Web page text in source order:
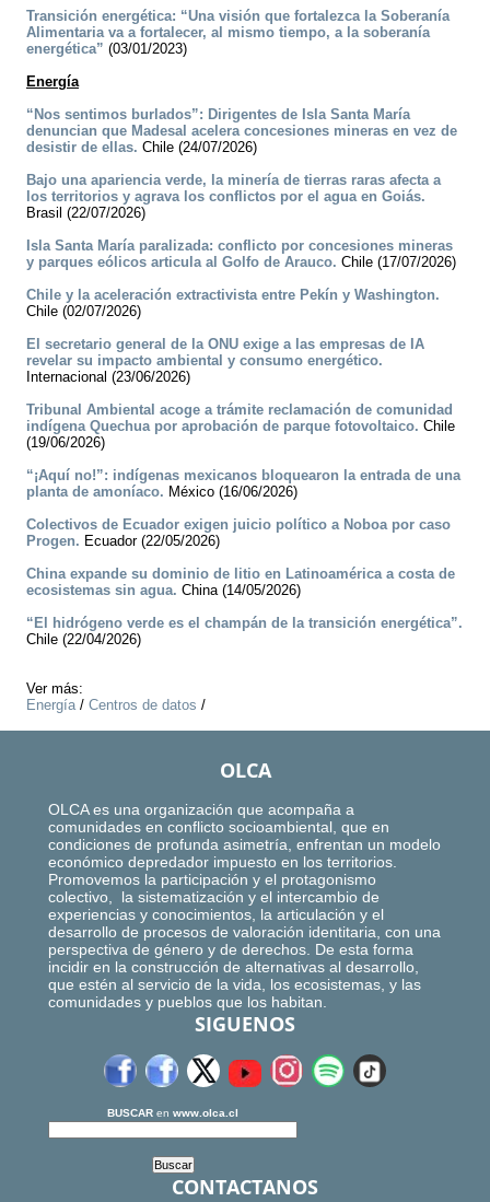
Transición energética: “Una visión que fortalezca la Soberanía
Alimentaria va a fortalecer, al mismo tiempo, a la soberanía
energética” (03/01/2023)
Energía
“Nos sentimos burlados”: Dirigentes de Isla Santa María
denuncian que Madesal acelera concesiones mineras en vez de
desistir de ellas. Chile (24/07/2026)
Bajo una apariencia verde, la minería de tierras raras afecta a
los territorios y agrava los conflictos por el agua en Goiás.
Brasil (22/07/2026)
Isla Santa María paralizada: conflicto por concesiones mineras
y parques eólicos articula al Golfo de Arauco. Chile (17/07/2026)
Chile y la aceleración extractivista entre Pekín y Washington.
Chile (02/07/2026)
El secretario general de la ONU exige a las empresas de IA
revelar su impacto ambiental y consumo energético.
Internacional (23/06/2026)
Tribunal Ambiental acoge a trámite reclamación de comunidad
indígena Quechua por aprobación de parque fotovoltaico. Chile
(19/06/2026)
“¡Aquí no!”: indígenas mexicanos bloquearon la entrada de una
planta de amoníaco. México (16/06/2026)
Colectivos de Ecuador exigen juicio político a Noboa por caso
Progen. Ecuador (22/05/2026)
China expande su dominio de litio en Latinoamérica a costa de
ecosistemas sin agua. China (14/05/2026)
“El hidrógeno verde es el champán de la transición energética”.
Chile (22/04/2026)
Ver más:
Energía/ Centros de datos /
OLCA
OLCA es una organización que acompaña a
comunidades en conflicto socioambiental, que en
condiciones de profunda asimetría, enfrentan un modelo
económico depredador impuesto en los territorios.
Promovemos la participación y el protagonismo
colectivo, la sistematización y el intercambio de
experiencias y conocimientos, la articulación y el
desarrollo de procesos de valoración identitaria, con una
perspectiva de género y de derechos. De esta forma
incidir en la construcción de alternativas al desarrollo,
que estén al servicio de la vida, los ecosistemas, y las
comunidades y pueblos que los habitan.
SIGUENOS
BUSCAR en www.olca.cl
CONTACTANOS